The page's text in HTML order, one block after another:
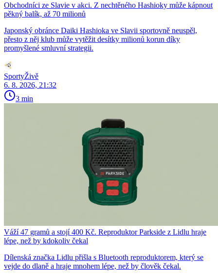
Obchodníci ze Slavie v akci. Z nechtěného Hashioky může kápnout
pěkný balík, až 70 milionů
Japonský obránce Daiki Hashioka ve Slavii sportovně neuspěl,
přesto z něj klub může vytěžit desítky milionů korun díky
promyšlené smluvní strategii.
SportyŽivě
6. 8. 2026, 21:32
3 min
Váží 47 gramů a stojí 400 Kč. Reproduktor Parkside z Lidlu hraje
lépe, než by kdokoliv čekal
Dílenská značka Lidlu přišla s Bluetooth reproduktorem, který se
vejde do dlaně a hraje mnohem lépe, než by člověk čekal.